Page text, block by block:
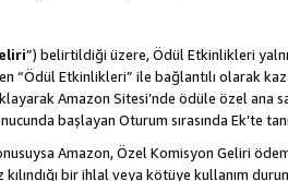
”) belirtildiği üzere, Ödül Etkinlikleri
“Ödül Etkinlikleri” ile bağlantılı olarak
Amazon Sitesi’nde ödüle özel ana
başlayan Oturum sırasında Ek’te
Amazon, Özel Komisyon Geliri
kılındığı bir ihlal veya kötüye kullanım